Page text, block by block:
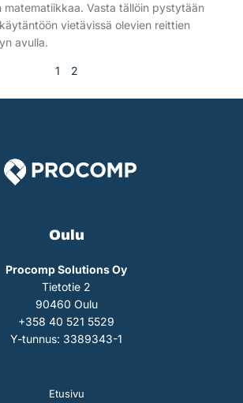
matematiikkaa. Vasta tällöin pystytään
vietävissä olevien reittien
avulla.
1 2
Oulu
Procomp Solutions Oy
Tietotie 2
90460 Oulu
+358 40 521 5529
Y-tunnus: 3389343-1
Etusivu